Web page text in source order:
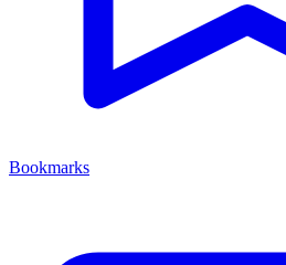
Bookmarks